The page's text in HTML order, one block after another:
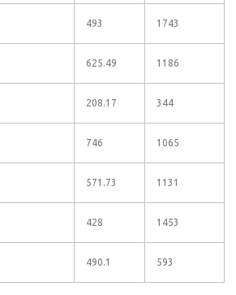
493 1743
625.49 1186
208.17 344
746 1065
571.73 1131
428 1453
490.1 593